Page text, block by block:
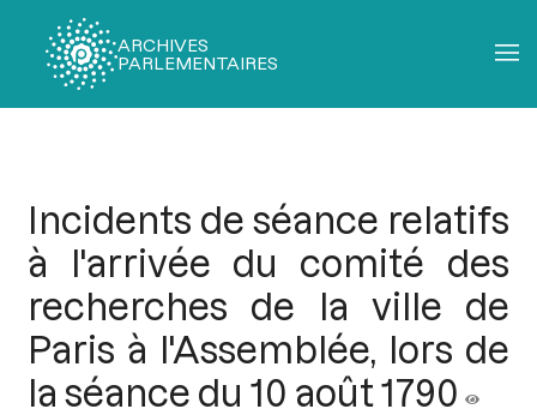
ARCHIVES
PARLEMENTAIRES
Incidents de séance relatifs
à l'arrivée du comité des
recherches de la ville de
Paris à l'Assemblée, lors de
la séance du 10 août 1790